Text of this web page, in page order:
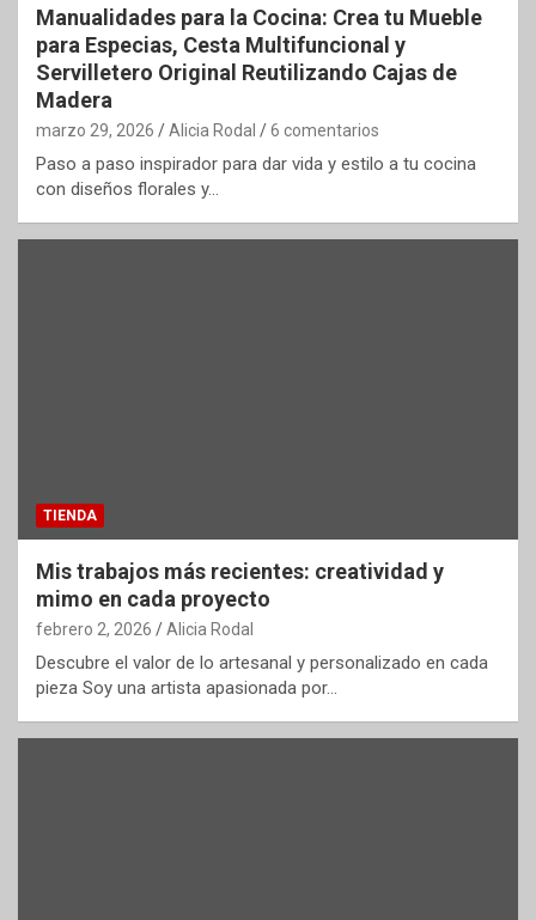
Manualidades para la Cocina: Crea tu Mueble
para Especias, Cesta Multifuncional y
Servilletero Original Reutilizando Cajas de
Madera
marzo 29, 2026 Alicia Rodal 6 comentarios
Paso a paso inspirador para dar vida y estilo a tu cocina
con diseños florales y…
TIENDA
Mis trabajos más recientes: creatividad y
mimo en cada proyecto
febrero 2, 2026 Alicia Rodal
Descubre el valor de lo artesanal y personalizado en cada
pieza Soy una artista apasionada por…